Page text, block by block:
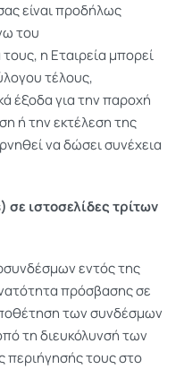
είναι προδήλως
του
η Εταιρεία μπορεί
τέλους,
έξοδα για την παροχή
ή την εκτέλεση της
να δώσει συνέχεια
) σε ιστοσελίδες τρίτων
εντός της
πρόσβασης σε
των συνδέσμων
τη διευκόλυνσή των
περιήγησής τους στο